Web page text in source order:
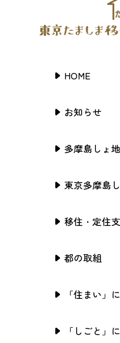
HOME
お知らせ
多摩島しょ
東京多摩島
移住・定住
都の取組
「住まい」
「しごと」